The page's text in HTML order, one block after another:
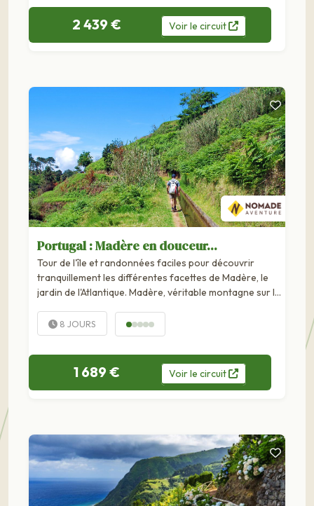
2 439 € Voirle circuit
Portugal : Madère en douceur...
Tour de l'île et randonnées faciles pour découvrir
tranquillement les différentes facettes de Madère, le
jardin de l'Atlantique. Madère, véritable montagne sur la
volcanique. Découverte au XVème siècle, les Portugais
en...
8 JOURS
1 689 € Voirle circuit